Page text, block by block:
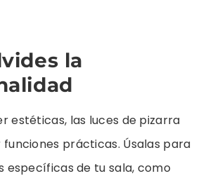
la
estéticas, las luces de pizarra
prácticas. Úsalas para
específicas de tu sala, como